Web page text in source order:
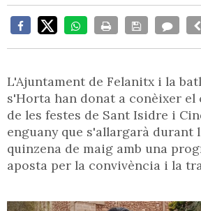
L'Ajuntament de Felanitx i la
s'Horta han donat a conèixer
de les festes de Sant Isidre i
enguany que s'allargarà durant
quinzena de maig amb una
aposta per la convivència i la